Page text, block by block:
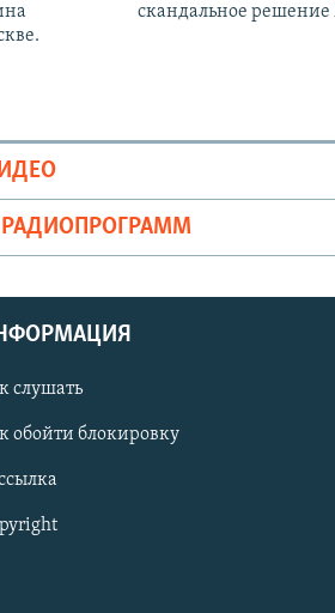
скандальное
слушать
обойти блокировку